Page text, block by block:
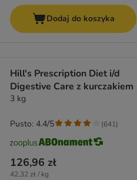
Dodaj do koszyka
Hill's Prescription Diet i/d
Digestive Care z kurczakiem
3 kg
126,96 zł
42,32 zł / kg
Pusto: 4.4/5 (641)